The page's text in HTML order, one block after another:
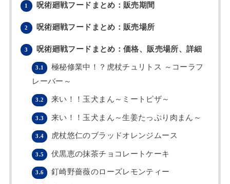
1 呪術廻戦フードまとめ：販売期間
2 呪術廻戦フードまとめ：販売場所
3 呪術廻戦フードまとめ：価格、販売場所、詳細
3.1
極秘修業中！？虎杖チュリトス ～コーラフ
レーバー～
3.2 来い！！玉犬まん～ミートピザ～
3.3 来い！！玉犬まん～生姜たっぷり肉まん～
3.4 虎杖悠仁のブラッドオレンジムース
3.5 伏黒恵の抹茶チョコレートケーキ
3.6 釘崎野薔薇のローズレモンティー